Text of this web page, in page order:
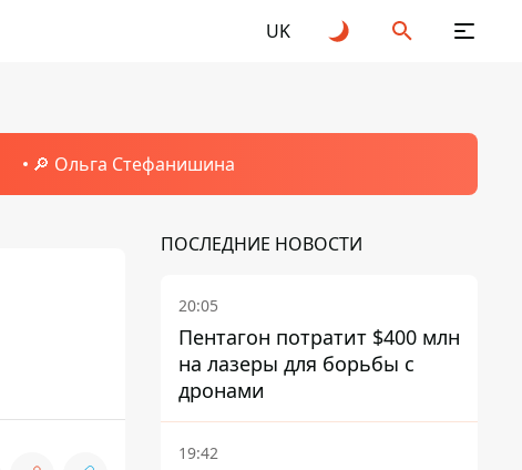
UK
🔎 Ольга Стефанишина
ПОСЛЕДНИЕ НОВОСТИ
20:05
Пентагон потратит $400 млн
на лазеры для борьбы с
дронами
19:42